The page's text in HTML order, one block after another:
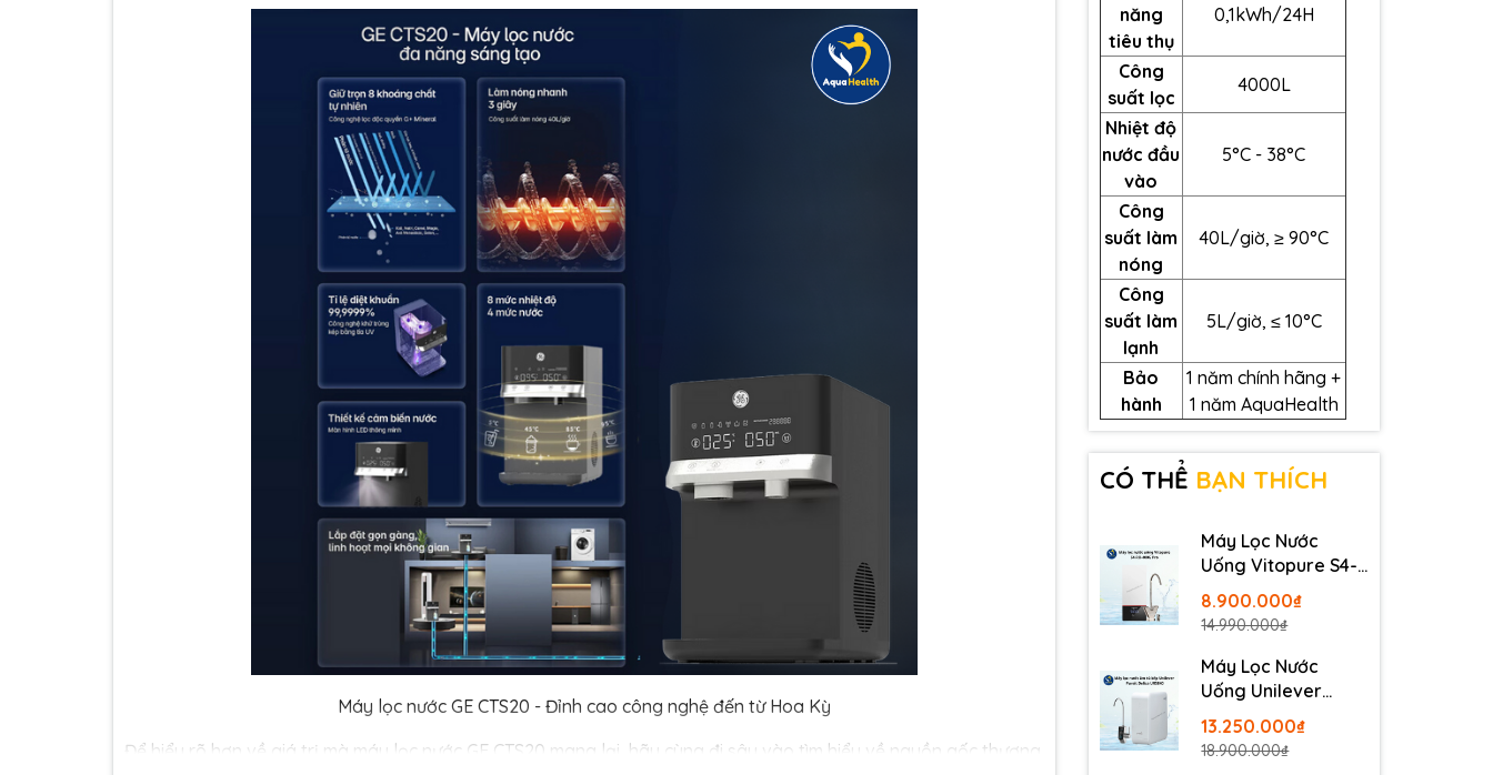
Máy lọc nước GE CTS20 - Đỉnh cao công nghệ đến từ Hoa Kỳ
Để hiểu rõ hơn về giá trị mà máy lọc nước GE CTS20 mang lại, hãy cùng đi sâu vào tìm hiểu về nguồn gốc thương
năng
tiêu thụ
0,1kWh/24H
Công
suất lọc
4000L
Nhiệt độ
nước đầu
vào
5°C - 38°C
Công
suất làm
nóng
40L/giờ, ≥ 90°C
Công
suất làm
lạnh
5L/giờ, ≤ 10°C
Bảo
hành
1 năm chính hãng +
1 năm AquaHealth
CÓ THỂ BẠN THÍCH
Máy Lọc Nước
Uống Vitopure S4-
RO-400G Pro -
Thương Hiệu Đức
8.900.000₫
14.990.000₫
Máy Lọc Nước
Uống Unilever
Pureit Delica
UR5840
13.250.000₫
18.900.000₫